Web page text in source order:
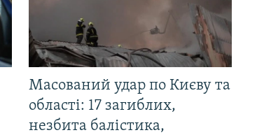
Масований удар по Києву та
області: 17 загиблих,
незбита балістика,